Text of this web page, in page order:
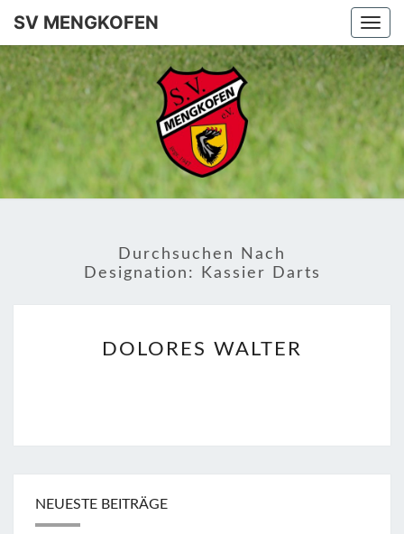
SV MENGKOFEN
SV
Durchsuchen Nach
Designation:
Kassier Darts
WALTER
DOLORES WALTER
NEUESTE BEITRÄGE